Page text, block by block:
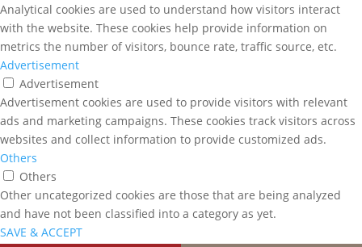
Analytical cookies are used to understand how visitors interact
with the website. These cookies help provide information on
metrics the number of visitors, bounce rate, traffic source, etc.
Advertisement
Advertisement
Advertisement cookies are used to provide visitors with relevant
ads and marketing campaigns. These cookies track visitors across
websites and collect information to provide customized ads.
Others
Others
Other uncategorized cookies are those that are being analyzed
and have not been classified into a category as yet.
SAVE & ACCEPT